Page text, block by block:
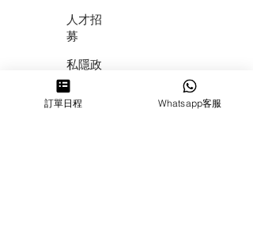
人才招
募
私隱政
策
​積分計
訂單日程 Whatsapp客服